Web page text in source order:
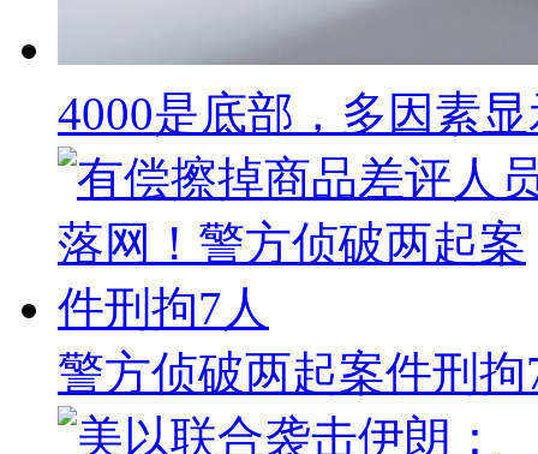
4000是底部，多因素
警方侦破两起案件刑拘